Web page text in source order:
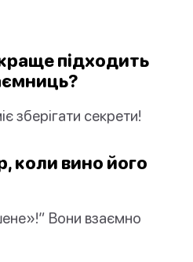
підходить
зберігати секрети!
коли вино його
Вони взаємно